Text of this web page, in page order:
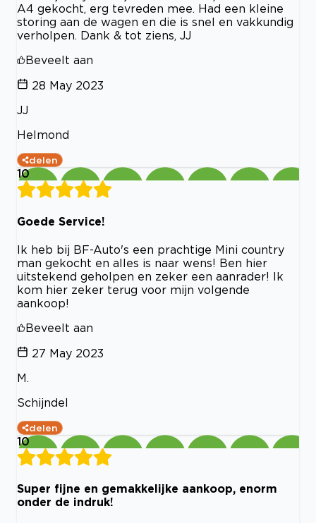
A4 gekocht, erg tevreden mee. Had een kleine
storing aan de wagen en die is snel en vakkundig
verholpen. Dank & tot ziens, JJ
Beveelt aan
28 May 2023
JJ
Helmond
delen
10
Goede Service!
Ik heb bij BF-Auto's een prachtige Mini country
man gekocht en alles is naar wens! Ben hier
uitstekend geholpen en zeker een aanrader! Ik
kom hier zeker terug voor mijn volgende
aankoop!
Beveelt aan
27 May 2023
M.
Schijndel
delen
10
Super fijne en gemakkelijke aankoop, enorm
onder de indruk!